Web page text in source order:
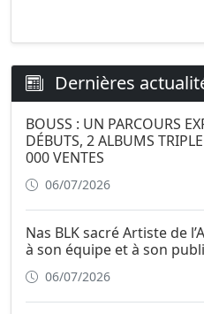
Dernières
BOUSS : UN PARCOURS
DÉBUTS, 2 ALBUMS
000 VENTES
06/07/2026
Nas BLK sacré Artiste de
à son équipe et à son
06/07/2026